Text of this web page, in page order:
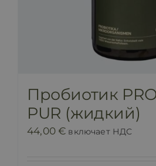
Пробиотик
PUR (жидкий)
44,00€ включает НДС